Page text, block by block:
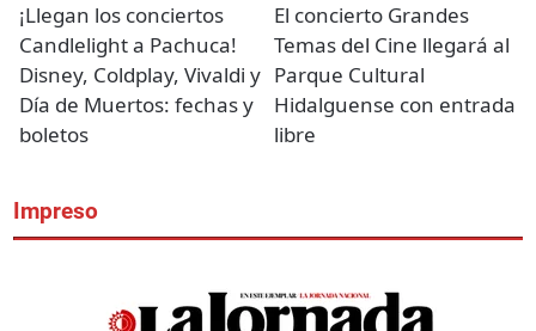
¡Llegan los conciertos
Candlelight a Pachuca!
Disney, Coldplay, Vivaldi y
Día de Muertos: fechas y
boletos
El concierto Grandes
Temas del Cine llegará al
Parque Cultural
Hidalguense con entrada
libre
Impreso